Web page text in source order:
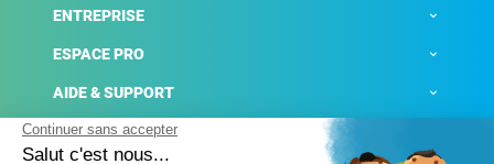
ENTREPRISE
ESPACE PRO
AIDE & SUPPORT
ACTUALITÉS